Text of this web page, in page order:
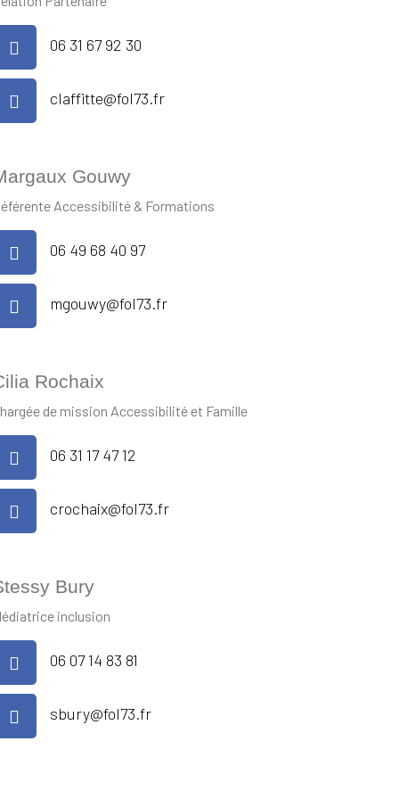
06 31 67 92 30
claffitte@fol73.fr
Gouwy
Accessibilité & Formations
06 49 68 40 97
mgouwy@fol73.fr
Rochaix
de mission Accessibilité et Famille
06 31 17 47 12
crochaix@fol73.fr
Bury
inclusion
06 07 14 83 81
sbury@fol73.fr